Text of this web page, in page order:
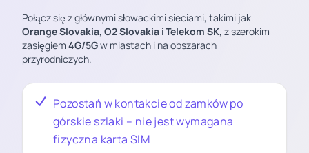
Połącz się z głównymi słowackimi sieciami, takimi jak
Orange Slovakia, O2 Slovakia iTelekom SK, z szerokim
zasięgiem 4G/5Gw miastach i na obszarach
przyrodniczych.
Pozostań w kontakcie od zamków po
górskie szlaki – nie jest wymagana
fizyczna karta SIM